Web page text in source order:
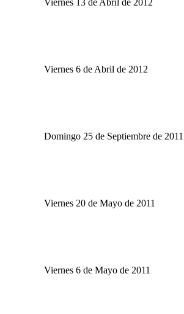
Viernes 6 de Abril de 2012
Domingo 25 de Septiembre de 2011
Viernes 20 de Mayo de 2011
Viernes 6 de Mayo de 2011